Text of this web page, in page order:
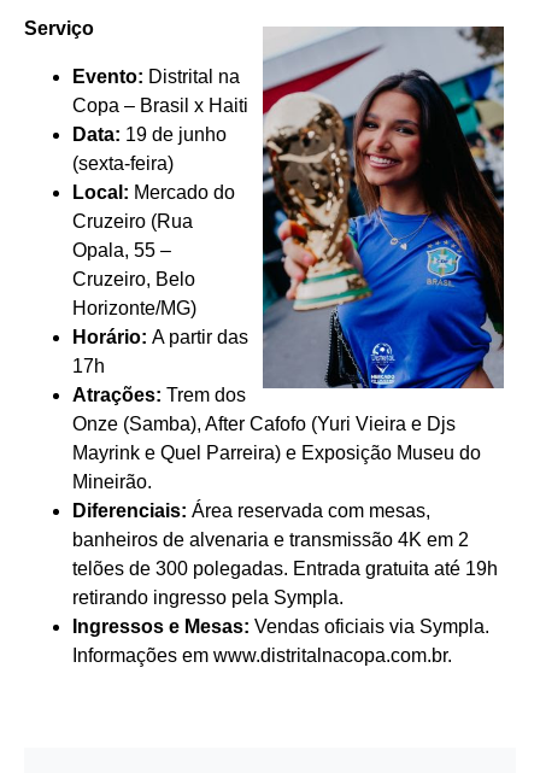
Serviço
Evento: Distrital na
Copa – Brasil x Haiti
Data: 19 de junho
(sexta-feira)
Local: Mercado do
Cruzeiro (Rua
Opala, 55 –
Cruzeiro, Belo
Horizonte/MG)
Horário: A partir das
17h
Atrações: Trem dos
Onze (Samba), After Cafofo (Yuri Vieira e Djs
Mayrink e Quel Parreira) e Exposição Museu do
Mineirão.
Diferenciais: Área reservada com mesas,
banheiros de alvenaria e transmissão 4K em 2
telões de 300 polegadas. Entrada gratuita até 19h
retirando ingresso pela Sympla.
Ingressos e Mesas: Vendas oficiais via Sympla.
Informações em www.distritalnacopa.com.br.